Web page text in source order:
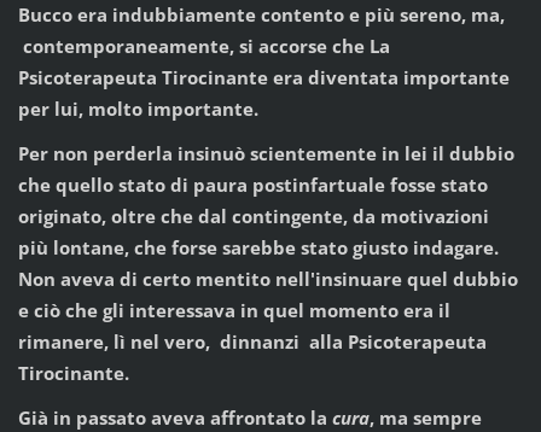
Bucco era indubbiamente contento e più sereno, ma,
contemporaneamente, si accorse che La
Psicoterapeuta Tirocinante era diventata importante
per lui, molto importante.
Per non perderla insinuò scientemente in lei il dubbio
che quello stato di paura postinfartuale fosse stato
originato, oltre che dal contingente, da motivazioni
più lontane, che forse sarebbe stato giusto indagare.
Non aveva di certo mentito nell'insinuare quel dubbio
e ciò che gli interessava in quel momento era il
rimanere, lì nel vero, dinnanzi alla Psicoterapeuta
Tirocinante.
Già in passato aveva affrontato la cura, ma sempre